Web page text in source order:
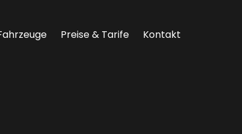
Preise & Tarife Kontakt